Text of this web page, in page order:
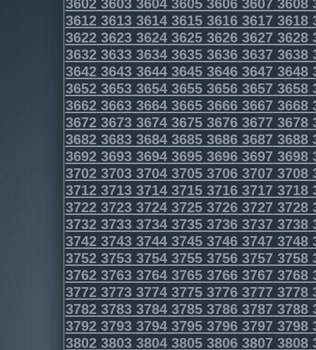
3612361336143615361636173618
3622362336243625362636273628
3632363336343635363636373638
3642364336443645364636473648
3652365336543655365636573658
3662366336643665366636673668
3672367336743675367636773678
3682368336843685368636873688
3692369336943695369636973698
3702370337043705370637073708
3712371337143715371637173718
3722372337243725372637273728
3732373337343735373637373738
3742374337443745374637473748
3752375337543755375637573758
3762376337643765376637673768
3772377337743775377637773778
3782378337843785378637873788
3792379337943795379637973798
3802380338043805380638073808